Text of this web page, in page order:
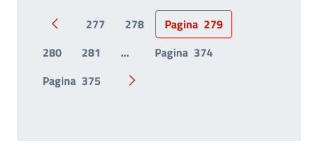
Pagina precedente
277 278 Pagina 279
280
281 ... Pagina 374
Pagina 375 Pagina successiva